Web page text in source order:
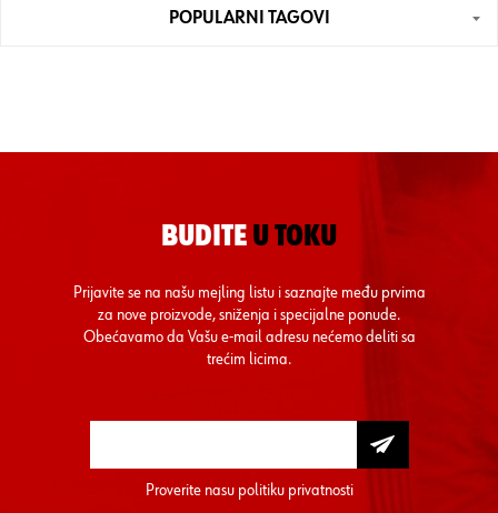
POPULARNI TAGOVI
BUDITE U TOKU
Prijavite se na našu mejling listu i saznajte među prvima
za nove proizvode, sniženja i specijalne ponude.
Obećavamo da Vašu e-mail adresu nećemo deliti sa
trećim licima.
Proverite nasu politiku privatnosti